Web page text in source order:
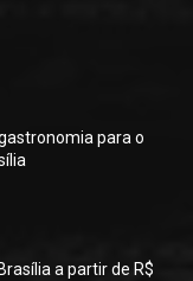
para o
a partir de R$